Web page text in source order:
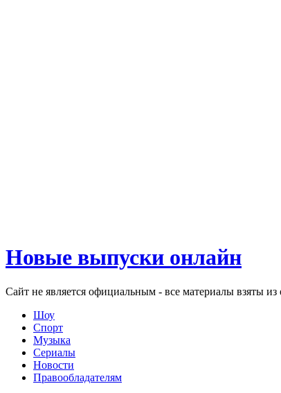
Новые выпуски онлайн
Сайт не является официальным - все материалы взяты
Шоу
Спорт
Музыка
Сериалы
Новости
Правообладателям